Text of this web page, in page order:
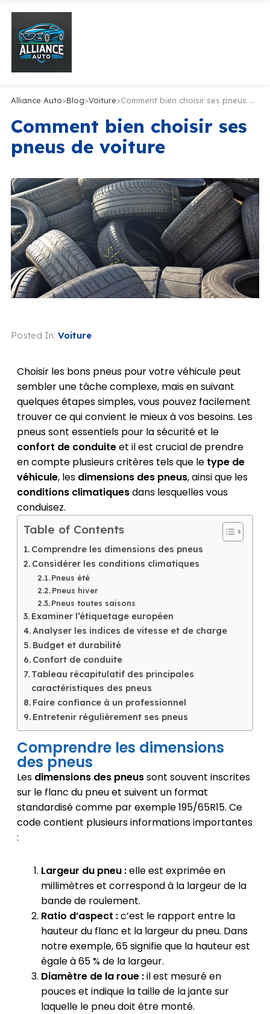
Alliance Auto>Blog>Voiture> Comment bien choisir ses pneus de voiture
Comment bien choisir ses
pneus de voiture
Posted In: Voiture
Choisir les bons pneus pour votre véhicule peut
sembler une tâche complexe, mais en suivant
quelques étapes simples, vous pouvez facilement
trouver ce qui convient le mieux à vos besoins. Les
pneus sont essentiels pour la sécurité et le
confort de conduiteet il est crucial de prendre
en compte plusieurs critères tels que le type de
véhicule, les dimensions des pneus, ainsi que les
conditions climatiquesdans lesquelles vous
conduisez.
Table of Contents
Comprendre les dimensions des pneus
Considérer les conditions climatiques
Pneus été
Pneus hiver
Pneus toutes saisons
Examiner l’étiquetage européen
Analyser les indices de vitesse et de charge
Budget et durabilité
Confort de conduite
Tableau récapitulatif des principales
caractéristiques des pneus
Faire confiance à un professionnel
Entretenir régulièrement ses pneus
Comprendre les dimensions
des pneus
Les dimensions des pneussont souvent inscrites
sur le flanc du pneu et suivent un format
standardisé comme par exemple 195/65R15. Ce
code contient plusieurs informations importantes
:
Largeur du pneu :elle est exprimée en
millimètres et correspond à la largeur de la
bande de roulement.
Ratio d’aspect :c’est le rapport entre la
hauteur du flanc et la largeur du pneu. Dans
notre exemple, 65 signifie que la hauteur est
égale à 65 % de la largeur.
Diamètre de la roue :il est mesuré en
pouces et indique la taille de la jante sur
laquelle le pneu doit être monté.